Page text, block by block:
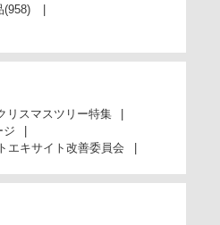
(958)
リスマスツリー特集
ジ
エキサイト改善委員会